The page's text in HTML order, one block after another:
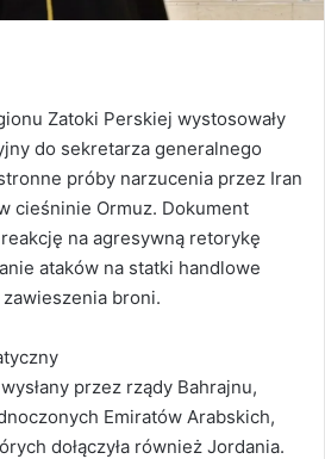
Zatoki Perskiej wystosowały
do sekretarza generalnego
próby narzucenia przez Iran
cieśninie Ormuz. Dokument
na agresywną retorykę
ataków na statki handlowe
broni.
przez rządy Bahrajnu,
Emiratów Arabskich,
dołączyła również Jordania.